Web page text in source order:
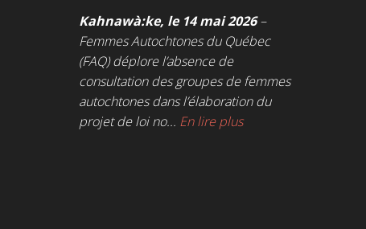
Kahnawà:ke, le 14 mai 2026–
Femmes Autochtones du Québec
(FAQ) déplore l’absence de
consultation des groupes de femmes
autochtones dans l’élaboration du
projet de loi no... En lire plus